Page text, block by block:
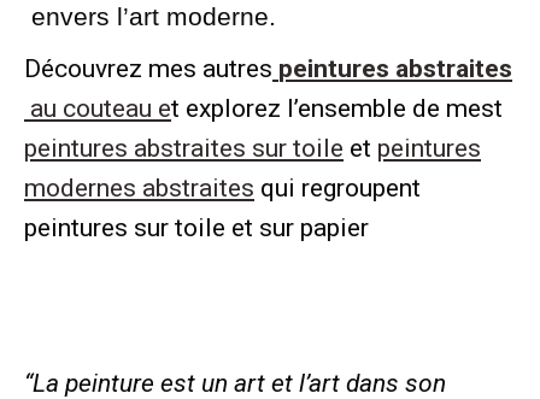
envers l’art moderne.
Découvrez mes autres peintures abstraites
au couteau et explorez l’ensemble de mest
peintures abstraites sur toile et peintures
modernes abstraites qui regroupent
peintures sur toile et sur papier
“La peinture est un art et l’art dans son